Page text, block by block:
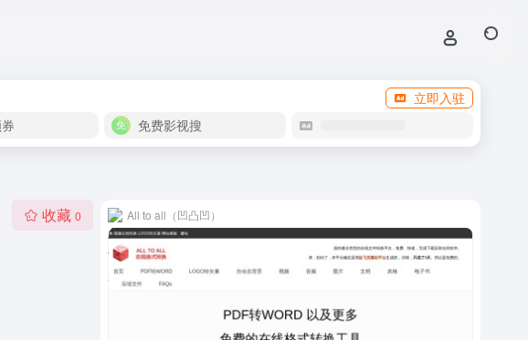
立即入驻
免费影视搜
收藏 0 All to all（凹凸凹）